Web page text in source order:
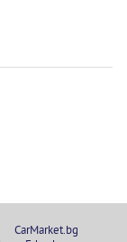
CarMarket.bg